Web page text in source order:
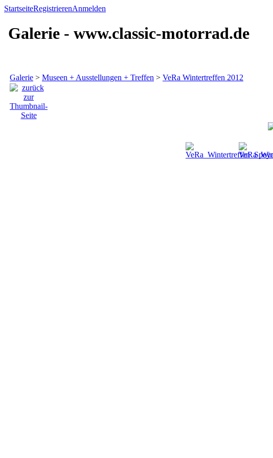
StartseiteRegistrierenAnmelden
Galerie - www.classic-motorrad.de
Galerie > Museen + Ausstellungen + Treffen > VeRa Wintertreffen 2012